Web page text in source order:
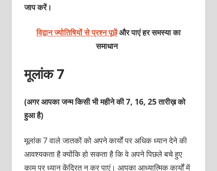
जाप करें।
विद्वान ज्योतिषियों से प्रश्न पूछेंऔर पाएं हर समस्या का
समाधान
मूलांक 7
(अगर आपका जन्म किसी भी महीने की 7, 16, 25 तारीख़ को
हुआ है)
मूलांक 7 वाले जातकों को अपने कार्यों पर अधिक ध्‍यान देने की
आवश्‍यकता है क्‍योंकि हो सकता है कि वे अपने पिछले बचे हुए
काम पर ध्‍यान केंद्रित न कर पाएं। आपका आध्‍यात्मिक कार्यों में